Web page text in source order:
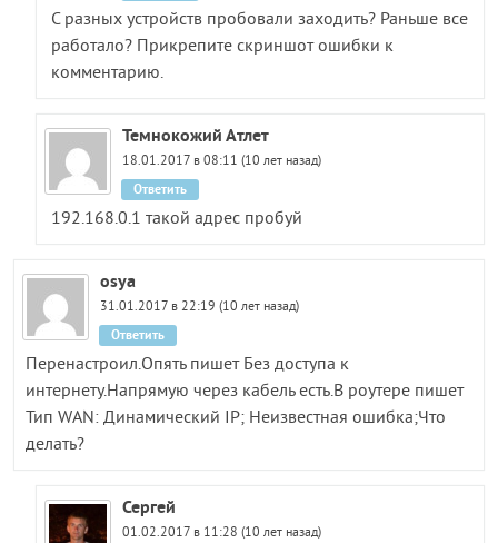
С разных устройств пробовали заходить? Раньше все
работало? Прикрепите скриншот ошибки к
комментарию.
Темнокожий Атлет
18.01.2017 в 08:11 (10 лет назад)
192.168.0.1 такой адрес пробуй
Ответить
osya
31.01.2017 в 22:19 (10 лет назад)
Перенастроил.Опять пишет Без доступа к
интернету.Напрямую через кабель есть.В роутере пишет
Тип WAN: Динамический IP; Неизвестная ошибка;Что
делать?
Ответить
Сергей
01.02.2017 в 11:28 (10 лет назад)